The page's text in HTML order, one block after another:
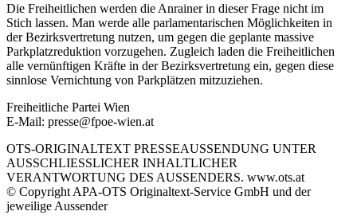
Die Freiheitlichen werden die Anrainer in dieser Frage nicht im
Stich lassen. Man werde alle parlamentarischen Möglichkeiten in
der Bezirksvertretung nutzen, um gegen die geplante massive
Parkplatzreduktion vorzugehen. Zugleich laden die Freiheitlichen
alle vernünftigen Kräfte in der Bezirksvertretung ein, gegen diese
sinnlose Vernichtung von Parkplätzen mitzuziehen.
Freiheitliche Partei Wien
E-Mail: presse@fpoe-wien.at
OTS-ORIGINALTEXT PRESSEAUSSENDUNG UNTER
AUSSCHLIESSLICHER INHALTLICHER
VERANTWORTUNG DES AUSSENDERS. www.ots.at
© Copyright APA-OTS Originaltext-Service GmbH und der
jeweilige Aussender